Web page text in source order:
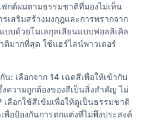
ฟกต์ผมตามธรรมชาติที่มองไม่เห็น
เสริมสร้างมงกุฎและการพรากจาก
บบด้วยโมเลกุลเลียนแบบฟอลลิเคิล
ติมากที่สุด ใช้แฮร์ไลน์พาวเดอร์
เลือกจาก 14 เฉดสีเพื่อให้เข้ากับ
ความถูกต้องของสีเป็นสิ่งสำคัญ ไม่
ลือกใช้สีเข้มเพื่อให้ดูเป็นธรรมชาติ
พื่อป้องกันการตกแต่งที่ไม่พึงประสงค์